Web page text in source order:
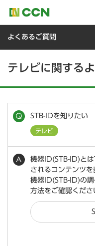
よくあるご質問
テレビに関する
STB-IDを知りたい
テレビ
機器ID(STB-ID)と
されるコンテンツを
機器ID(STB-ID)の
方法をご確認くださ